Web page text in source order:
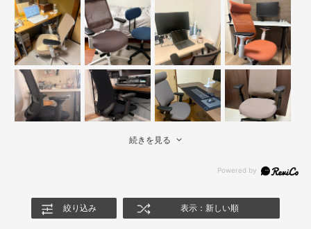
続きを見る
絞り込み 表示：新しい順